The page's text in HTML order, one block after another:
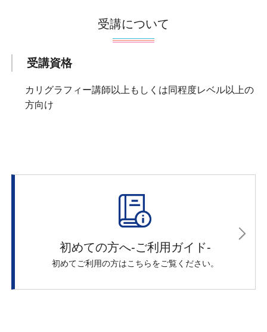
受講について
受講資格
カリグラフィー講師以上もしくは同程度レベル以上の
方向け
初めての方へ-ご利用ガイド-
初めてご利用の方はこちらをご覧ください。